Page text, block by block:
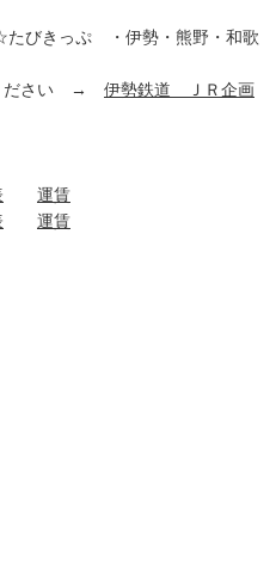
きっぷ ・伊勢・熊野・和歌
ださい → 伊勢鉄道 ＪＲ企画
運賃
運賃